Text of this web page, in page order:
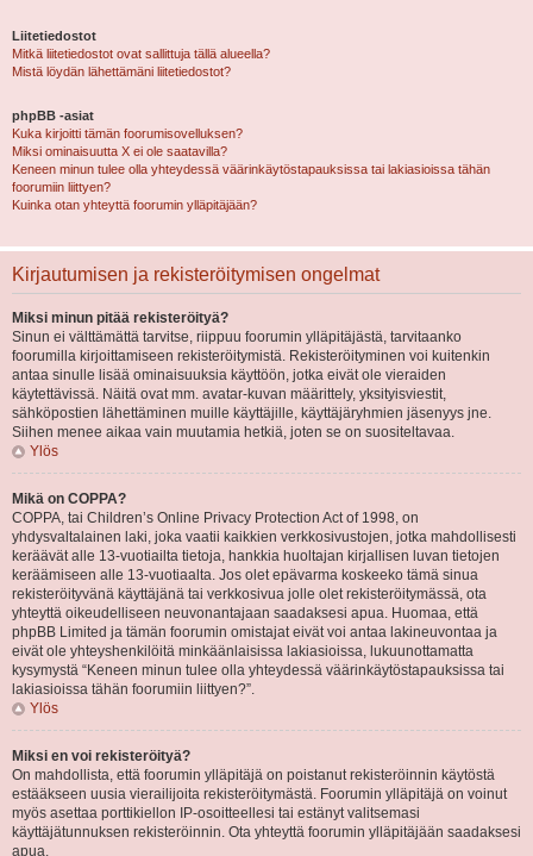
Liitetiedostot
Mitkä liitetiedostot ovat sallittuja tällä alueella?
Mistä löydän lähettämäni liitetiedostot?
phpBB -asiat
Kuka kirjoitti tämän foorumisovelluksen?
Miksi ominaisuutta X ei ole saatavilla?
Keneen minun tulee olla yhteydessä väärinkäytöstapauksissa tai lakiasioissa tähän
foorumiin liittyen?
Kuinka otan yhteyttä foorumin ylläpitäjään?
Kirjautumisen ja rekisteröitymisen ongelmat
Miksi minun pitää rekisteröityä?
Sinun ei välttämättä tarvitse, riippuu foorumin ylläpitäjästä, tarvitaanko
foorumilla kirjoittamiseen rekisteröitymistä. Rekisteröityminen voi kuitenkin
antaa sinulle lisää ominaisuuksia käyttöön, jotka eivät ole vieraiden
käytettävissä. Näitä ovat mm. avatar-kuvan määrittely, yksityisviestit,
sähköpostien lähettäminen muille käyttäjille, käyttäjäryhmien jäsenyys jne.
Siihen menee aikaa vain muutamia hetkiä, joten se on suositeltavaa.
Ylös
Mikä on COPPA?
COPPA, tai Children’s Online Privacy Protection Act of 1998, on
yhdysvaltalainen laki, joka vaatii kaikkien verkkosivustojen, jotka mahdollisesti
keräävät alle 13-vuotiailta tietoja, hankkia huoltajan kirjallisen luvan tietojen
keräämiseen alle 13-vuotiaalta. Jos olet epävarma koskeeko tämä sinua
rekisteröityvänä käyttäjänä tai verkkosivua jolle olet rekisteröitymässä, ota
yhteyttä oikeudelliseen neuvonantajaan saadaksesi apua. Huomaa, että
phpBB Limited ja tämän foorumin omistajat eivät voi antaa lakineuvontaa ja
eivät ole yhteyshenkilöitä minkäänlaisissa lakiasioissa, lukuunottamatta
kysymystä “Keneen minun tulee olla yhteydessä väärinkäytöstapauksissa tai
lakiasioissa tähän foorumiin liittyen?”.
Ylös
Miksi en voi rekisteröityä?
On mahdollista, että foorumin ylläpitäjä on poistanut rekisteröinnin käytöstä
estääkseen uusia vierailijoita rekisteröitymästä. Foorumin ylläpitäjä on voinut
myös asettaa porttikiellon IP-osoitteellesi tai estänyt valitsemasi
käyttäjätunnuksen rekisteröinnin. Ota yhteyttä foorumin ylläpitäjään saadaksesi
apua.